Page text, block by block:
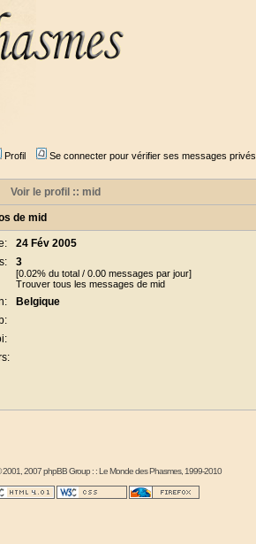
Profil Se connecter pour vérifier ses messages privés
Voir le profil :: mid
de mid
24 Fév 2005
3
[0.02% du total / 0.00 messages par jour]
Trouver tous les messages de mid
Belgique
2007 phpBB Group : :Le Monde des Phasmes, 1999-2010